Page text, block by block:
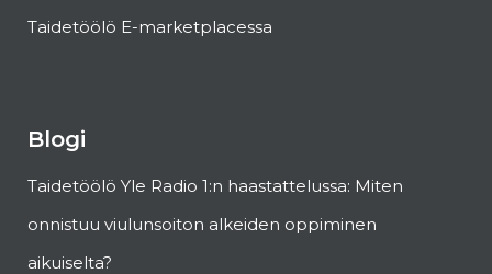
Taidetöölö E-marketplacessa
Blogi
Taidetöölö Yle Radio 1:n haastattelussa: Miten
onnistuu viulunsoiton alkeiden oppiminen
aikuiselta?